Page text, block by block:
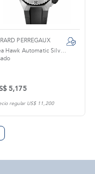
FERRARI
Usado
US$ 4,025
Precio regular US$ 11,900